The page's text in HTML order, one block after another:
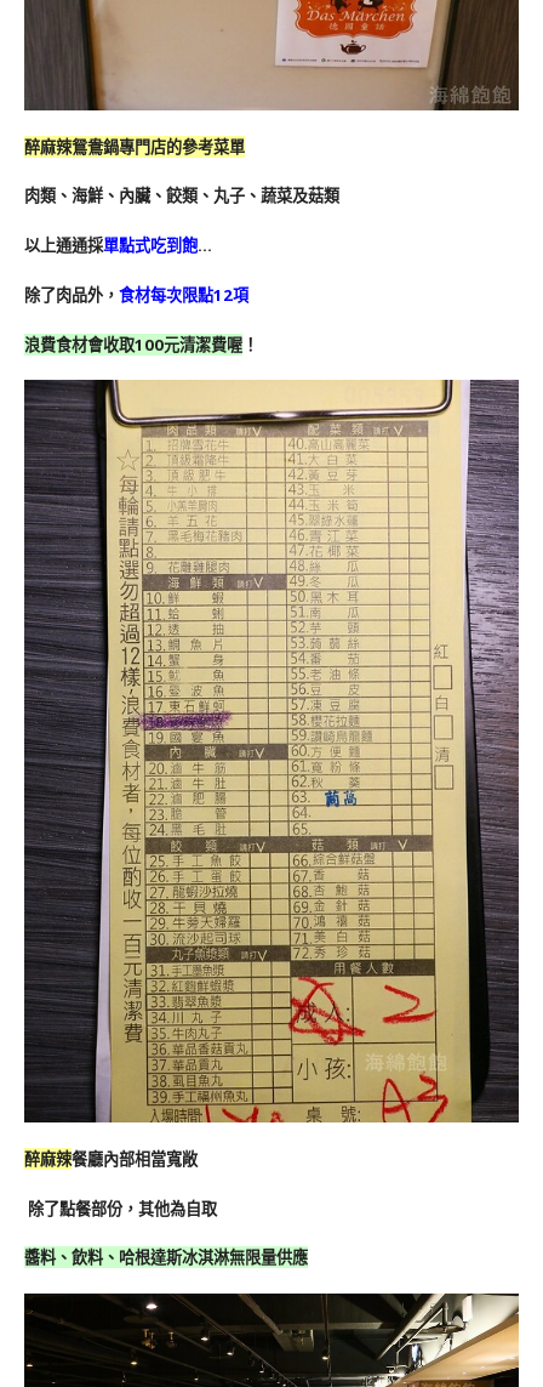
醉麻辣鴛鴦鍋專門店的參考菜單
肉類、海鮮、內臟、餃類、丸子、蔬菜及菇類
以上通通採單點式吃到飽…
除了肉品外， 食材每次限點12項
浪費食材會收取100元清潔費喔 ！
醉麻辣餐廳內部相當寬敞
除了點餐部份，其他為自取
醬料、飲料、哈根達斯冰淇淋無限量供應